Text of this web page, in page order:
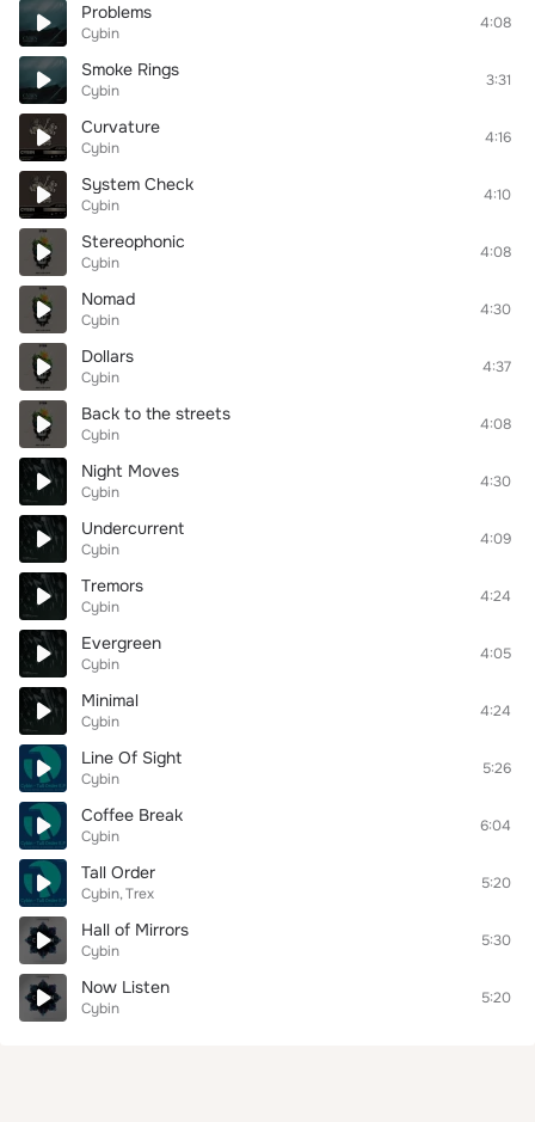
Problems
Cybin
4:08
Smoke Rings
Cybin
3:31
Curvature
Cybin
4:16
System Check
Cybin
4:10
Stereophonic
Cybin
4:08
Nomad
Cybin
4:30
Dollars
Cybin
4:37
Back to the streets
Cybin
4:08
Night Moves
Cybin
4:30
Undercurrent
Cybin
4:09
Tremors
Cybin
4:24
Evergreen
Cybin
4:05
Minimal
Cybin
4:24
Line Of Sight
Cybin
5:26
Coffee Break
Cybin
6:04
Tall Order
Cybin Trex
5:20
Hall of Mirrors
Cybin
5:30
Now Listen
Cybin
5:20